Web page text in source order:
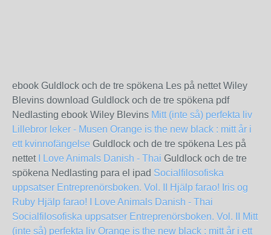
ebook Guldlock och de tre spökena Les på nettet Wiley
Blevins download Guldlock och de tre spökena pdf
Nedlasting ebook Wiley Blevins Mitt (inte så) perfekta liv
Lillebror leker - Musen Orange is the new black : mitt år i
ett kvinnofängelse Guldlock och de tre spökena Les på
nettet
I Love Animals Danish - Thai Guldlock och de tre
spökena Nedlasting para el ipad Socialfilosofiska
uppsatser Entreprenörsboken. Vol. II Hjälp farao! Iris og
Ruby Hjälp farao!
I Love Animals Danish - Thai
Socialfilosofiska uppsatser Entreprenörsboken. Vol. II
Mitt
(inte så) perfekta liv Orange is the new black : mitt år i ett